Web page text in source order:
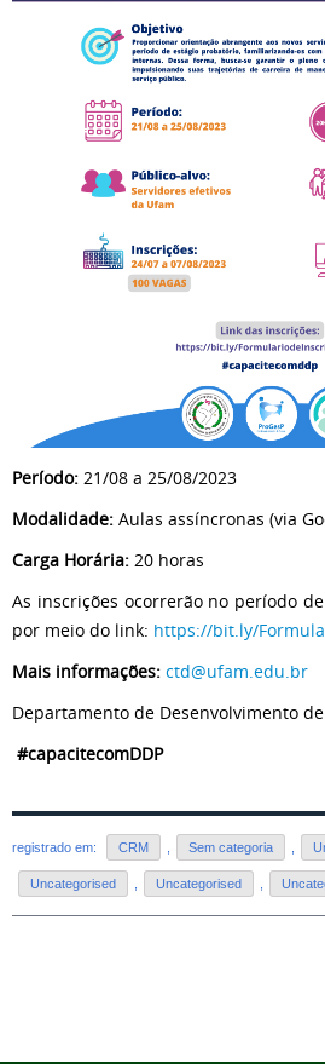
Período: 21/08 a 25/08/2023
Modalidade: Aulas assíncronas (via
Carga Horária: 20 horas
As inscrições ocorrerão no período de
por meio do link: https://bit.ly/
Mais informações: ctd@ufam.edu.br
Departamento de Desenvolvimento de
#capacitecomDDP
registrado em: CRM Sem categoria
Uncategorised Uncategorised